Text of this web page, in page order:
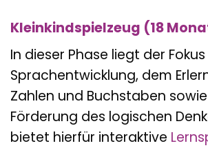
Kleinkindspielzeug (18
In dieser Phase liegt der
Sprachentwicklung, dem
Zahlen und Buchstaben
Förderung des logischen
bietet hierfür interaktive